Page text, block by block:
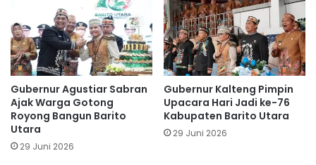
Gubernur Agustiar Sabran
Ajak Warga Gotong
Royong Bangun Barito
Utara
29 Juni 2026
Gubernur Kalteng Pimpin
Upacara Hari Jadi ke-76
Kabupaten Barito Utara
29 Juni 2026